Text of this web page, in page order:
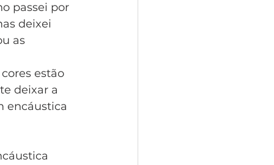
passei por
deixei
as
estão
deixar a
encáustica